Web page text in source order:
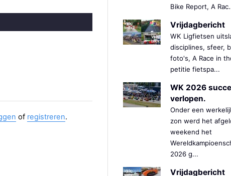
of registreren.
Bike Report, A
Vrijdagbericht
WK Ligfietsen
disciplines, sfeer,
foto's, A Race in
petitie fietspa...
WK 2026
verlopen.
Onder een
zon werd het
weekend het
2026 g...
Vrijdagbericht